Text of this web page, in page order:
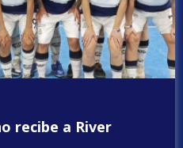
recibe a River